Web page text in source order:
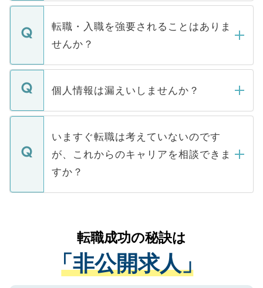
ます。通常、5営業日以内にはご連絡をせて
いただきますので、しばらくお待ちくださ
マイナビDOCTORで取り扱っている求人の
うち約3割は、Webサイトからご覧いただ
けない「非公開求人」です。非公開求人は
下記の理由によって、一般には公開してい
ません。
■応募殺到を避けるため 人気のある医療機
関を公にしてしまうと、応募が殺到する場
に、医療機関が求める条件に合った人材の
みを人材紹介会社に依頼するケースが増え
ています。
転職・入職を強要されることはありま
せんか？
転職・入職を強要することは一切ありませ
ん。また、仮に応募先から内定をいただい
定を承諾する必要はありません。内定先へ
の辞退の連絡はキャリアパートナーが行い
個人情報は漏えいしませんか？
個人情報が漏えいすることはありませんの
で、ご安心ください。当サイトからの登録
などで収集したご登録者様の個人情報は、
ご本人のキャリアアップおよび転職活動の
支援を目的に使用いたします。お預かりし
ているすべての個人データはご本人の許可
は、個人情報の取り扱いについての厳密な
管理基準を満たした事業者のみに付与され
る、プライバシーマークを取得済みです。
いますぐ転職は考えていないのです
が、これからのキャリアを相談できま
すか？
かがいして、現在の医療機関の状況や紹介
経験をまじえながら、適切なアドバイスを
させていただきます。すぐにご転職をされ
ない方には、長期的なサポートが可能です
転職成功の秘訣は
「非公開求人」